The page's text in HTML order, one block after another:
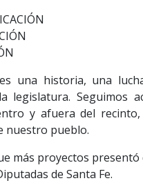
una historia, una
legislatura. Seguimos
y afuera del
nuestro pueblo.
más proyectos presentó
de Santa Fe.